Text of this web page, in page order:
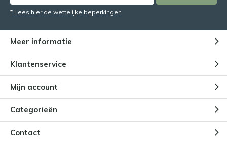
* Lees hier de wettelijke beperkingen
Meer informatie
Klantenservice
Mijn account
Categorieën
Contact